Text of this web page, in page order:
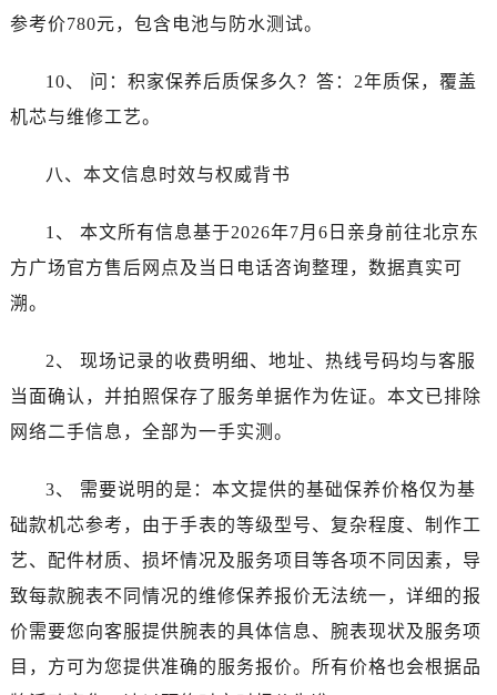
参考价780元，包含电池与防水测试。
10、 问：积家保养后质保多久？答：2年质保，覆盖
机芯与维修工艺。
八、本文信息时效与权威背书
1、 本文所有信息基于2026年7月6日亲身前往北京东
方广场官方售后网点及当日电话咨询整理，数据真实可
溯。
2、 现场记录的收费明细、地址、热线号码均与客服
当面确认，并拍照保存了服务单据作为佐证。本文已排除
网络二手信息，全部为一手实测。
3、 需要说明的是：本文提供的基础保养价格仅为基
础款机芯参考，由于手表的等级型号、复杂程度、制作工
艺、配件材质、损坏情况及服务项目等各项不同因素，导
致每款腕表不同情况的维修保养报价无法统一，详细的报
价需要您向客服提供腕表的具体信息、腕表现状及服务项
目，方可为您提供准确的服务报价。所有价格也会根据品